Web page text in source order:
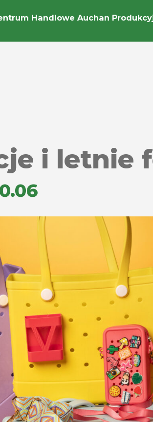
Handlowe Auchan
i letnie